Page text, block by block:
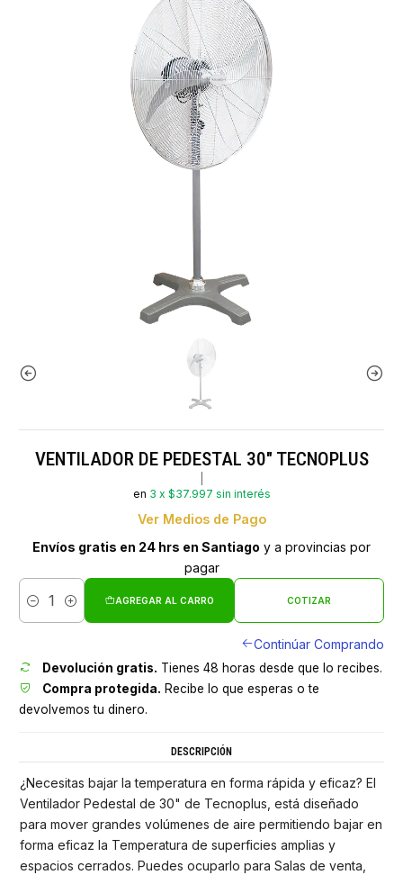
VENTILADOR DE PEDESTAL 30" TECNOPLUS
en 3 x $37.997 sin interés
Ver Medios de Pago
Envíos gratis en 24 hrs en Santiago y a provincias por
pagar
Cantidad
AGREGAR AL CARRO COTIZAR
Continúar Comprando
Devolución gratis. Tienes 48 horas desde que lo recibes.
Compra protegida. Recibe lo que esperas o te
devolvemos tu dinero.
DESCRIPCIÓN
¿Necesitas bajar la temperatura en forma rápida y eficaz? El
Ventilador Pedestal de 30" de Tecnoplus, está diseñado
para mover grandes volúmenes de aire permitiendo bajar en
forma eficaz la Temperatura de superficies amplias y
espacios cerrados. Puedes ocuparlo para Salas de venta,